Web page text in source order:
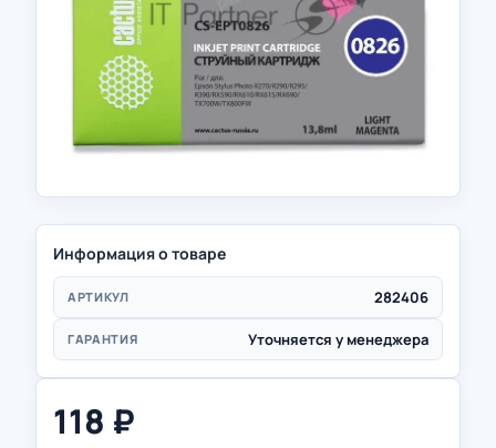
Информация о товаре
АРТИКУЛ 282406
ГАРАНТИЯ Уточняется у менеджера
118 ₽